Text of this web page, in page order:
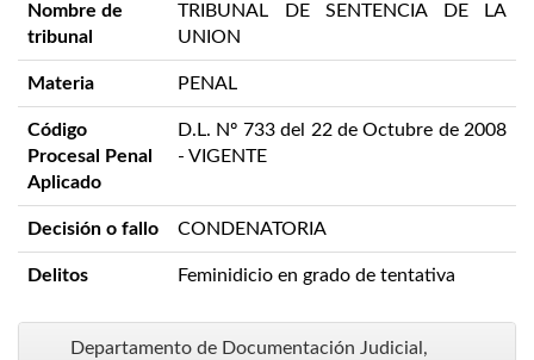
Nombre de
tribunal
TRIBUNAL DE SENTENCIA DE LA
UNION
Materia PENAL
Código
Procesal Penal
Aplicado
D.L. Nº 733 del 22 de Octubre de 2008
- VIGENTE
Decisión o fallo CONDENATORIA
Delitos Feminidicio en grado de tentativa
Departamento de Documentación Judicial,